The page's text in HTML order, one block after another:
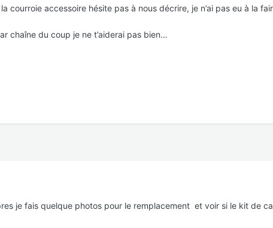
courroie accessoire hésite pas à nous décrire, je n’ai pas eu à la
chaîne du coup je ne t’aiderai pas bien…
je fais quelque photos pour le remplacement et voir si le kit de